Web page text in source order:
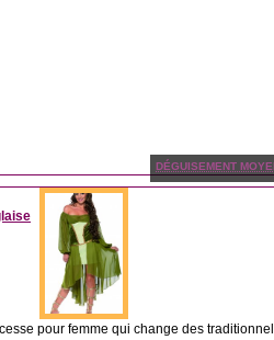
DÉGUISEMENT
pour femme qui change des